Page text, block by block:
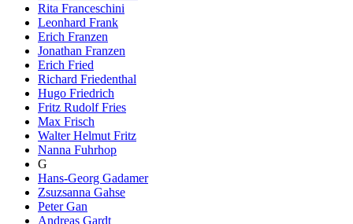
Rita Franceschini
Leonhard Frank
Erich Franzen
Jonathan Franzen
Erich Fried
Richard Friedenthal
Hugo Friedrich
Fritz Rudolf Fries
Max Frisch
Walter Helmut Fritz
Nanna Fuhrhop
G
Hans-Georg Gadamer
Zsuzsanna Gahse
Peter Gan
Andreas Gardt